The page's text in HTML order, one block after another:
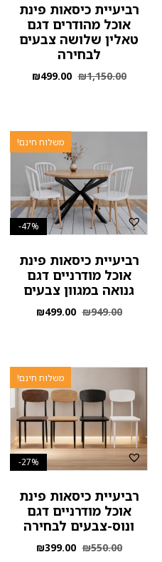
רביעיית כיסאות פינת
אוכל מהודרים דגם
טאלין שלושה צבעים
לבחירה
₪1,150.00
₪499.00
משלוח חינם!
47%-
רביעיית כיסאות פינת
אוכל מודרניים דגם
גנואה במגוון צבעים
₪949.00
₪499.00
משלוח חינם!
27%-
רביעיית כיסאות פינת
אוכל מודרניים דגם
ונוס-צבעים לבחירה
₪550.00
₪399.00